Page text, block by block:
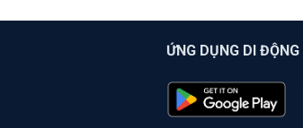
ỨNG DỤNG DI ĐỘNG